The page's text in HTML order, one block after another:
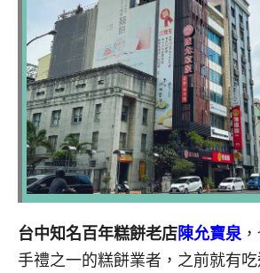
台中知名百年糕餅老店陳允寶泉
手禮之一的糕餅業者，之前就有